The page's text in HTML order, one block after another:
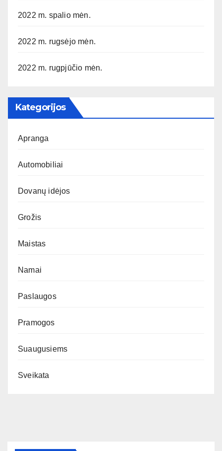
2022 m. spalio mėn.
2022 m. rugsėjo mėn.
2022 m. rugpjūčio mėn.
Kategorijos
Apranga
Automobiliai
Dovanų idėjos
Grožis
Maistas
Namai
Paslaugos
Pramogos
Suaugusiems
Sveikata